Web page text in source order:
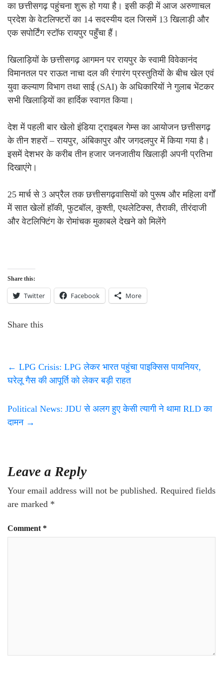
का छत्तीसगढ़ पहुंचना शुरू हो गया है। इसी कड़ी में आज अरुणाचल
प्रदेश के वेटलिफ्टरों का 14 सदस्यीय दल जिसमें 13 खिलाड़ी और
एक सपोर्टिंग स्टॉफ रायपुर पहुँचा हैं।
खिलाड़ियों के छत्तीसगढ़ आगमन पर रायपुर के स्वामी विवेकानंद
विमानतल पर राऊत नाचा दल की रंगारंग प्रस्तुतियों के बीच खेल एवं
युवा कल्याण विभाग तथा साई (SAI) के अधिकारियों ने गुलाब भेंटकर
सभी खिलाड़ियों का हार्दिक स्वागत किया।
देश में पहली बार खेलो इंडिया ट्राइबल गेम्स का आयोजन छत्तीसगढ़
के तीन शहरों – रायपुर, अंबिकापुर और जगदलपुर में किया गया है।
इसमें देशभर के करीब तीन हजार जनजातीय खिलाड़ी अपनी प्रतिभा
दिखाएंगे।
25 मार्च से 3 अप्रैल तक छत्तीसगढ़वासियों को पुरूष और महिला वर्गों
में सात खेलों हॉकी, फुटबॉल, कुश्ती, एथलेटिक्स, तैराकी, तीरंदाजी
और वेटलिफ्टिंग के रोमांचक मुकाबले देखने को मिलेंगे
Share this:
Twitter Facebook More
Share this
← LPG Crisis: LPG लेकर भारत पहुंचा पाइक्सिस पायनियर,
घरेलू गैस की आपूर्ति को लेकर बड़ी राहत
Political News: JDU से अलग हुए केसी त्यागी ने थामा RLD का
दामन →
Leave a Reply
Your email address will not be published. Required fields
are marked *
Comment *